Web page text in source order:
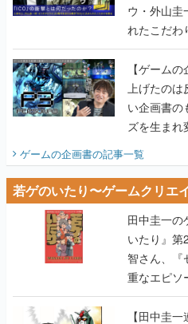
ウ・外山圭
れたこだわ
画書】
【ゲーム
上げたの
い企画書の
ズを生まれ
ゲームの企画書の記事一覧
若ゲのいたり〜ゲームクリエ
田中圭一の
いたり』第
智さん、『
重なエピソ
【田中圭一